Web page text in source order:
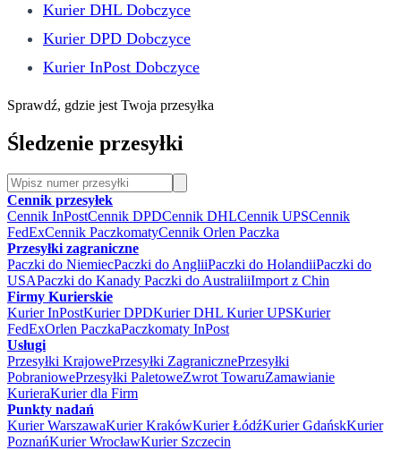
Kurier DHL Dobczyce
Kurier DPD Dobczyce
Kurier InPost Dobczyce
Sprawdź, gdzie jest Twoja przesyłka
Śledzenie przesyłki
Cennik przesyłek
Cennik InPostCennik DPDCennik DHLCennik UPSCennik
FedExCennik PaczkomatyCennik Orlen Paczka
Przesyłki zagraniczne
Paczki do NiemiecPaczki do AngliiPaczki do HolandiiPaczki do
USAPaczki do Kanady Paczki do AustraliiImport z Chin
Firmy Kurierskie
Kurier InPostKurier DPDKurier DHL Kurier UPSKurier
FedExOrlen PaczkaPaczkomaty InPost
Usługi
Przesyłki KrajowePrzesyłki ZagranicznePrzesyłki
PobraniowePrzesyłki PaletoweZwrot TowaruZamawianie
KurieraKurier dla Firm
Punkty nadań
Kurier WarszawaKurier KrakówKurier ŁódźKurier GdańskKurier
PoznańKurier WrocławKurier Szczecin